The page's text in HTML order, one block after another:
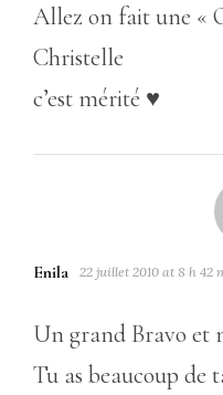
Allez on fait une «
Christelle
c’est mérité ♥
Enila 22 juillet 2010 at 8 h 42
Un grand Bravo et
Tu as beaucoup de